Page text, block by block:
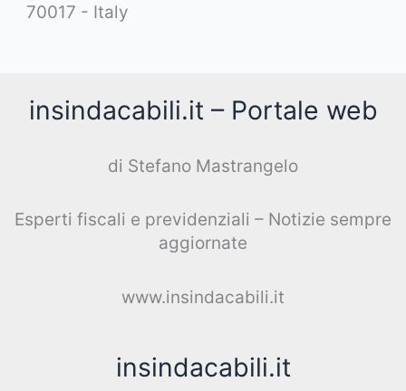
70017 - Italy
insindacabili.it – Portale web
di Stefano Mastrangelo
Esperti fiscali e previdenziali – Notizie sempre
aggiornate
www.insindacabili.it
insindacabili.it